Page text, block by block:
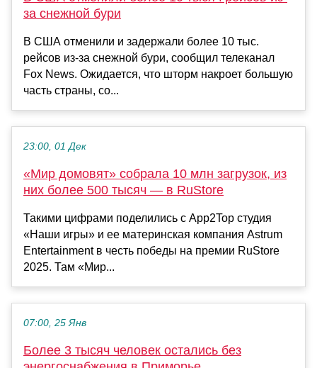
за снежной бури
В США отменили и задержали более 10 тыс.
рейсов из-за снежной бури, сообщил телеканал
Fox News. Ожидается, что шторм накроет большую
часть страны, со...
23:00, 01 Дек
«Мир домовят» собрала 10 млн загрузок, из
них более 500 тысяч — в RuStore
Такими цифрами поделились с App2Top студия
«Наши игры» и ее материнская компания Astrum
Entertainment в честь победы на премии RuStore
2025. Там «Мир...
07:00, 25 Янв
Более 3 тысяч человек остались без